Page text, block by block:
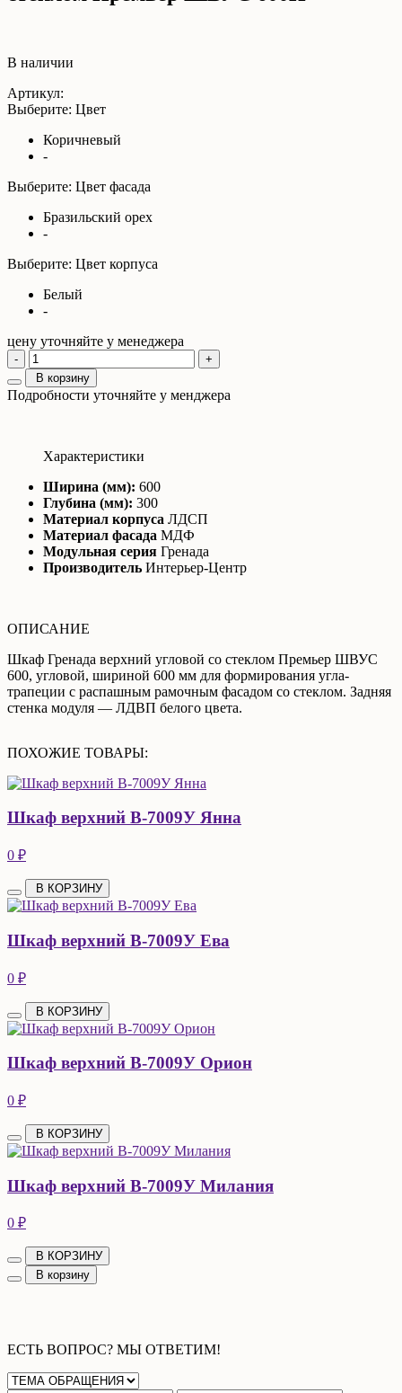
В наличии
Артикул:
Выберите: Цвет
Коричневый
-
Выберите: Цвет фасада
Бразильский орех
-
Выберите: Цвет корпуса
Белый
-
цену уточняйте у менеджера
-
+
В корзину
Подробности уточняйте у менджера
Характеристики
Ширина (мм): 600
Глубина (мм): 300
Материал корпуса ЛДСП
Материал фасада МДФ
Модульная серия Гренада
Производитель Интерьер-Центр
ОПИСАНИЕ
Шкаф Гренада верхний угловой со стеклом Премьер ШВУС
600, угловой, шириной 600 мм для формирования угла-
трапеции с распашным рамочным фасадом со стеклом. Задняя
стенка модуля — ЛДВП белого цвета.
ПОХОЖИЕ ТОВАРЫ:
Шкаф верхний В-7009У Янна
0 ₽
В КОРЗИНУ
Шкаф верхний В-7009У Ева
0 ₽
В КОРЗИНУ
Шкаф верхний В-7009У Орион
0 ₽
В КОРЗИНУ
Шкаф верхний В-7009У Милания
0 ₽
В КОРЗИНУ
В корзину
ЕСТЬ ВОПРОС? МЫ ОТВЕТИМ!